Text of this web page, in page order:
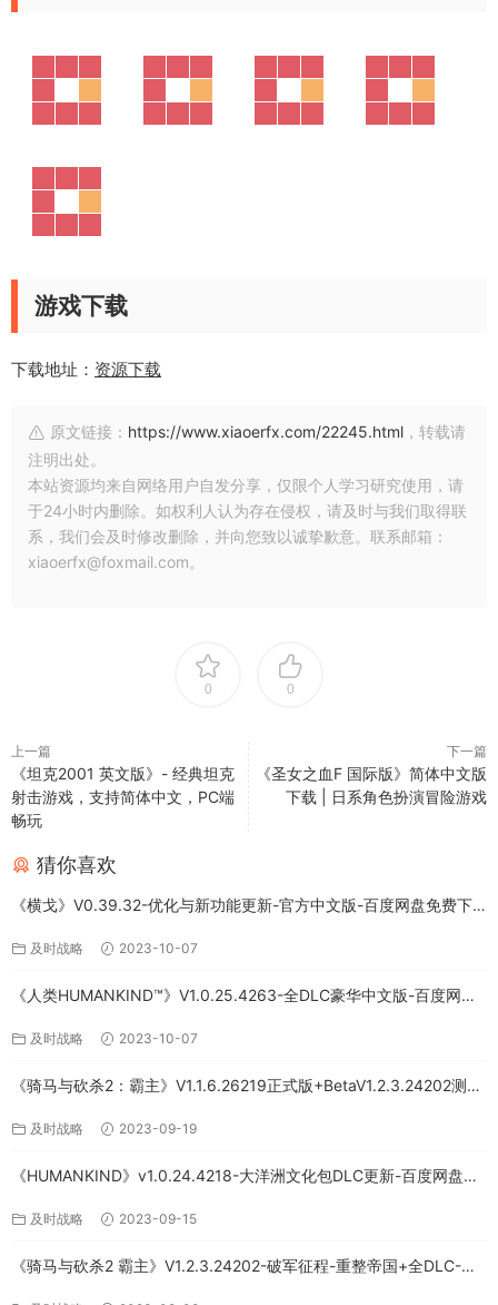
游戏下载
下载地址： 资源下载
原文链接： https://www.xiaoerfx.com/22245.html ，转载请
注明出处。
本站资源均来自网络用户自发分享，仅限个人学习研究使用，请
于24小时内删除。如权利人认为存在侵权，请及时与我们取得联
系，我们会及时修改删除，并向您致以诚挚歉意。联系邮箱：
xiaoerfx@foxmail.com。
0 0
上一篇
《坦克2001 英文版》- 经典坦克
射击游戏，支持简体中文，PC端
畅玩
下一篇
《圣女之血F 国际版》简体中文版
下载 | 日系角色扮演冒险游戏
猜你喜欢
《横戈》V0.39.32-优化与新功能更新-官方中文版-百度网盘免费下
及时战略 2023-10-07
《人类HUMANKIND™》V1.0.25.4263-全DLC豪华中文版-百度网盘
及时战略 2023-10-07
《骑马与砍杀2：霸主》V1.1.6.26219正式版+BetaV1.2.3.24202测试
及时战略 2023-09-19
《HUMANKIND》v1.0.24.4218-大洋洲文化包DLC更新-百度网盘免
及时战略 2023-09-15
《骑马与砍杀2 霸主》V1.2.3.24202-破军征程-重整帝国+全DLC-官